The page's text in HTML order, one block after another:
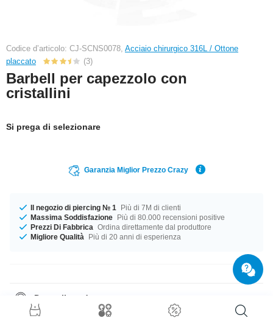
Codice d’articolo: CJ-SCNS0078, Acciaio chirurgico 316L / Ottone
placcato
(3)
Barbell per capezzolo con
cristallini
Si prega di selezionare
Garanzia Miglior Prezzo Crazy
Il negozio di piercing № 1
Più di 7M di clienti
Massima Soddisfazione Più di 80.000 recensioni positive
Prezzi Di Fabbrica Ordina direttamente dal produttore
Migliore Qualità
Più di 20 anni di esperienza
Dettagli prodotto
Disponibile per te con un diametro di 1.6 mm. Diametri da 10 mm a 18